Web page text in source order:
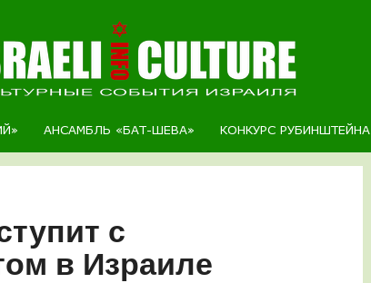
АНСАМБЛЬ «БАТ-ШЕВА» КОНКУРС РУБИНШТЕЙНА
с
в Израиле